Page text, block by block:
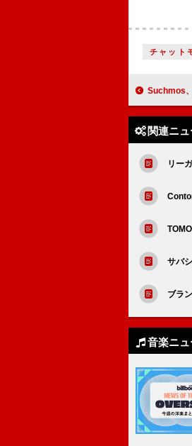
チャット
Suchmos、間
関連ニ
リー
サバ
ブラ
音楽ニュ